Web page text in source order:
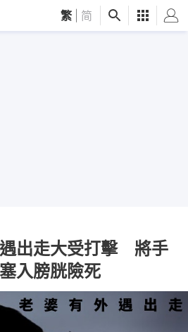
繁 简
出走大受打擊 將手
入膀胱險死